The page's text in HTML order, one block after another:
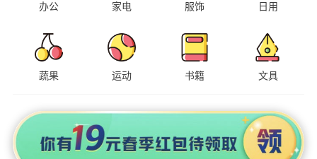
办公 家电 服饰 日用
蔬果 运动 书籍 文具